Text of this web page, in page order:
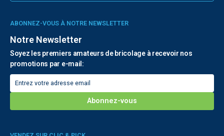
ABONNEZ-VOUS À NOTRE NEWSLETTER
Notre Newsletter
Soyez les premiers amateurs de bricolage à recevoir nos
promotions par e-mail: